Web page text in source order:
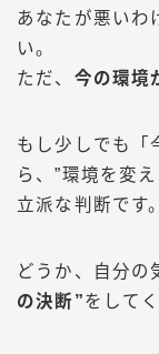
あなたが悪いわ
い。
ただ、 今の環境
もし少しでも「
ら、”環境を変
立派な判断です。
どうか、自分の
の決断”をして